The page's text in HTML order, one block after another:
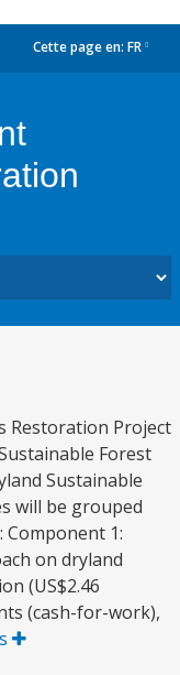
Cette page en: FR
Restoration Project
Forest
Sustainable
will be grouped
1:
on dryland
(US$2.46
(cash-for-work),